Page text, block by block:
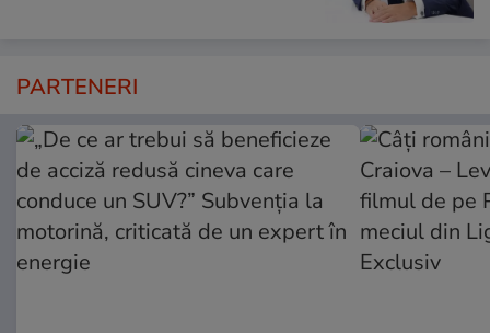
PARTENERI